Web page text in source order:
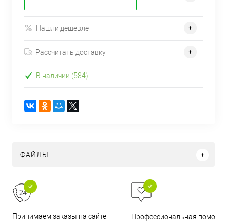
Нашли дешевле
Рассчитать доставку
В наличии (584)
ФАЙЛЫ
Принимаем заказы на сайте Профессиональная помощь